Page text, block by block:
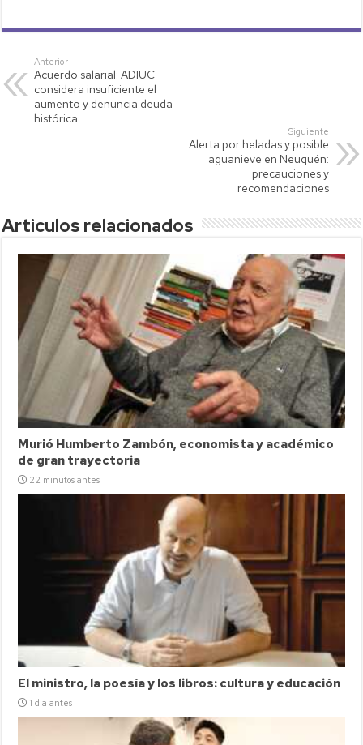
at
s
A
p
tt p
Li
nk
ail m
Anterior
Acuerdo salarial: ADIUC
considera insuficiente el
aumento y denuncia deuda
histórica
Siguiente
Alerta por heladas y posible
aguanieve en Neuquén:
precauciones y
recomendaciones
Articulos relacionados
Murió Humberto Zambón, economista y académico
de gran trayectoria
22 minutos antes
El ministro, la poesía y los libros: cultura y educación
1 día antes